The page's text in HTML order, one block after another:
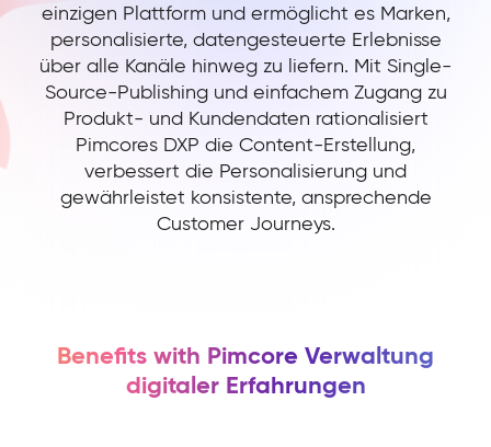
einzigen Plattform und ermöglicht es Marken,
personalisierte, datengesteuerte Erlebnisse
über alle Kanäle hinweg zu liefern. Mit Single-
Source-Publishing und einfachem Zugang zu
Produkt- und Kundendaten rationalisiert
Pimcores DXP die Content-Erstellung,
verbessert die Personalisierung und
gewährleistet konsistente, ansprechende
Customer Journeys.
Benefits with Pimcore Verwaltung
digitaler Erfahrungen